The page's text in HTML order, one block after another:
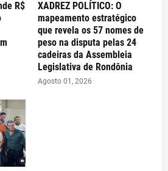
R$
XADREZ POLÍTICO: O
mapeamento estratégico
que revela os 57 nomes de
peso na disputa pelas 24
cadeiras da Assembleia
Legislativa de Rondônia
Agosto 01, 2026